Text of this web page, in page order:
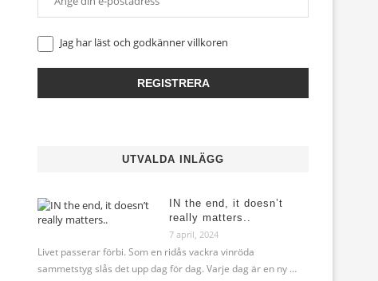
Jag har läst och godkännervillkoren
UTVALDA INLÄGG
IN the end, it doesn’t
really matters..
7 april, 2024
Livet passerar förbi. Som en ridås vackra vinröda
sammetstyg slås det upp dag för dag. Varje dag är en ny …